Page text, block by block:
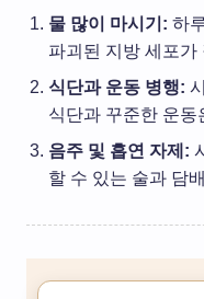
물 많이 마시기: 하
파괴된 지방 세포가
식단과 운동 병행:
식단과 꾸준한 운동
음주 및 흡연 자제:
할 수 있는 술과 담